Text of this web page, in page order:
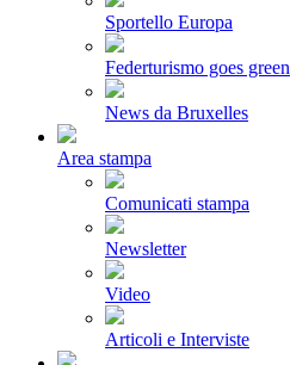
Sportello Europa
Federturismo goes green
News da Bruxelles
Area stampa
Comunicati stampa
Newsletter
Video
Articoli e Interviste